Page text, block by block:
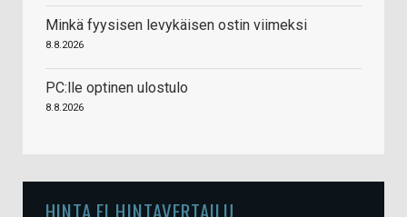
Minkä fyysisen levykäisen ostin viimeksi
8.8.2026
PC:lle optinen ulostulo
8.8.2026
HINTA.FI HINTAVERTAILU